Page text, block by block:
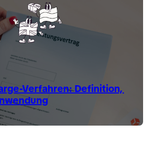
Verfahren: Definition,